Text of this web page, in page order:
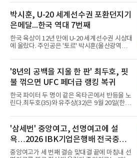
다.B조에서는 용산고가 안양고를 98-71로 꺾고
대회 2연승을 달렸다.한편 남중
서 일본여자프로농구 2부 리그 아란마레에 54-
79로 졌다. 이다연이 14점을 넣었으나 20점 9리
바운드를 기록한 바이 쿰바 디야산을 앞세운 상
대를 넘지 못했다.이번 대회에 처음 출전한 아란
마레는 조별리그부터 결승까지 6전 전승을 거뒀
고, 디야산이 최우수선수(MVP)로 뽑혔다.
박시훈, U-20 세계선수권 포환던지기
은메달...한국 역대 7번째
한국 육상이 12년 만에 U-20 세계선수권 시상대
에 올랐다. 주인공은 '토르' 박시훈(울산광역시)
진 헤이워드 필드에서 열린 세계육상연맹(WA)
20세 이하 세계선수권 남자 포환던지기 결선에
서 20.31ｍ를 던져 2위에 올랐다. 우승자 알레산
드로 보르헤스(브라질)와는 4㎝ 차이였다.기록
의 의미는 크다. 1986년 시작된 이 대회에서 한
국이 따낸 메달은 은 1개와 동 5개뿐이다. 1992
년 이진일(800ｍ)의 은메달 이후 박재홍, 박재
7번째 메달리스트가 됐다.승부는 막판에 갈렸
다. 3차 시기에서 20.31ｍ로 선
'8년의 공백을 지울 한 판' 최두호, 핏
불 꺾으면 UFC 페더급 랭킹 복귀
한국 파이터 두 명이 같은 옥타곤에서 반등을 노
린다.최두호(35)와 유주상(32)은 9월 20일(한국
서 열리는 'UFC 331: 반 vs 판토자 2'에 출전해
각각 파트리시우 핏불(39·브라질), 마이클 애즈
웰 주니어(25·미국)와 맞선다.최두호의 목표는 8
년 만의 페더급 랭킹 재진입이다. 데뷔 후 3연속
KO승으로 11위까지 올랐던 그는 2018년 7월 순
위에서 빠졌고, 병역을 마치고 2023년 복귀한
'삼세번' 중앙여고, 선명여고에 설
욕…2026 IBK기업은행배 전국중고
배구대회 우승
중앙여고가 세 번째 결승 맞대결 끝에 마침내 선